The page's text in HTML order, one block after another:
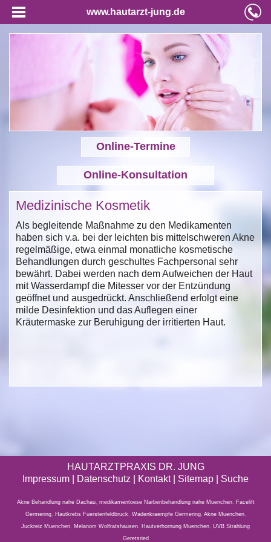
www.hautarzt-jung.de
Online-Termine
Online-Konsultation
Medizinische Kosmetik
Als begleitende Maßnahme zu den Medikamenten
haben sich v.a. bei der leichten bis mittelschweren Akne
regelmäßige, etwa einmal monatliche kosmetische
Behandlungen durch geschultes Fachpersonal sehr
bewährt. Dabei werden nach dem Aufweichen der Haut
mit Wasserdampf die Mitesser vor der Entzündung
geöffnet und ausgedrückt. Anschließend erfolgt eine
milde Desinfektion und das Auflegen einer
Kräutermaske zur Beruhigung der irritierten Haut.
HAUTARZTPRAXIS DR. JUNG
Impressum
Datenschutz | Kontakt | Sitemap Suche
Akne Behandlung nahe Dachau, medikamentoese Narbenbehandlung nahe Muenchen, Facelift
Germering, Hautkrebs Fuerstenfeldbruck, Wadenkraempfe Germering, Akne Muenchen,
Juckreiz Muenchen, Melanom Wolfratshausen, Hautverhornung Muenchen, UVB Strahlung
Geretsried